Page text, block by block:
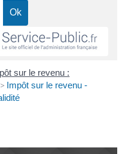
sur le revenu :
> Impôt sur le revenu -